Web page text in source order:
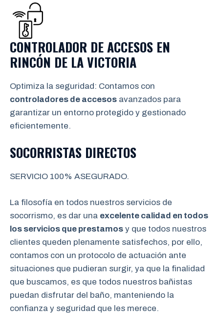
CONTROLADOR DE ACCESOS EN
RINCÓN DE LA VICTORIA
Optimiza la seguridad: Contamos con
controladores de accesos avanzados para
garantizar un entorno protegido y gestionado
eficientemente.
SOCORRISTAS DIRECTOS
SERVICIO 100% ASEGURADO.
La filosofía en todos nuestros servicios de
socorrismo, es dar una excelente calidad en todos
los servicios que prestamos y que todos nuestros
clientes queden plenamente satisfechos, por ello,
contamos con un protocolo de actuación ante
situaciones que pudieran surgir, ya que la finalidad
que buscamos, es que todos nuestros bañistas
puedan disfrutar del baño, manteniendo la
confianza y seguridad que les merece.